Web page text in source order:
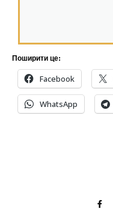
Поширити це:
Facebook
WhatsApp